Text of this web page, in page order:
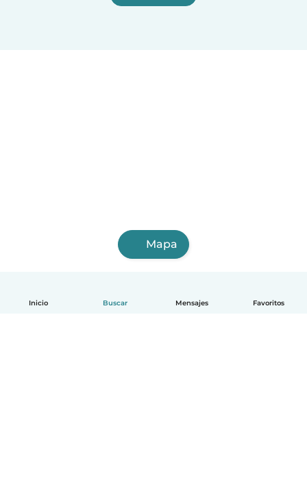
Inicio Buscar Mensajes Favoritos
Mapa